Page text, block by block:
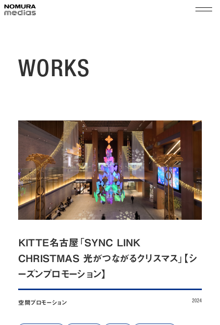
ノムラメディアスとは
ショップ＆イベントマネジメント
代表メッセージ
会社概要
組織図
沿革
拠点
乃村工藝社グループ
サステナビリティ
ニュース
採用
パートナー
JP / EN
プライバシーポリシー サイトマップ
WORKS
ＫＩＴＴＥ名古屋「SYNC LINK
CHRISTMAS 光がつながるクリスマス」【シ
ーズンプロモーション】
空間プロモーション 2024